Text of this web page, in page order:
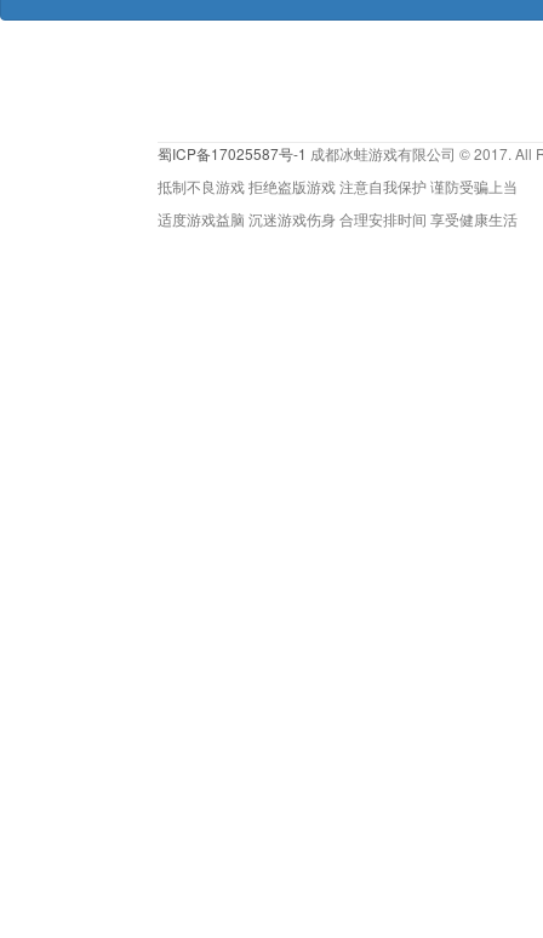
蜀ICP备17025587号-1 成都冰蛙游戏有限公司 © 2017. All
抵制不良游戏 拒绝盗版游戏 注意自我保护 谨防受骗上当
适度游戏益脑 沉迷游戏伤身 合理安排时间 享受健康生活